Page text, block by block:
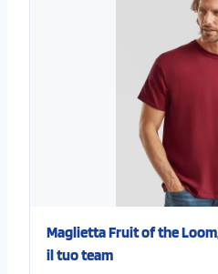
Maglietta Fruit of the
il tuo team